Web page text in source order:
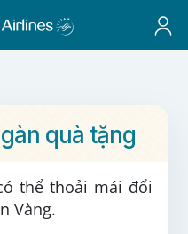
quà tặng
thể thoải mái đổi
Vàng.